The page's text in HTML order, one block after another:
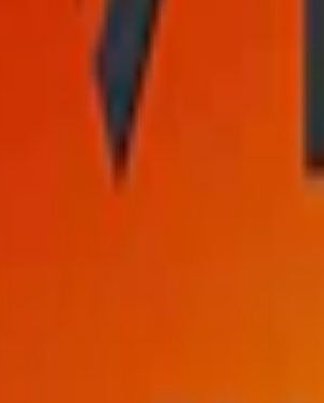
företag som profilerat sig inom tobaksfritt vitt
Cream Mango Man Fresh Mango 2 :
X-Strong